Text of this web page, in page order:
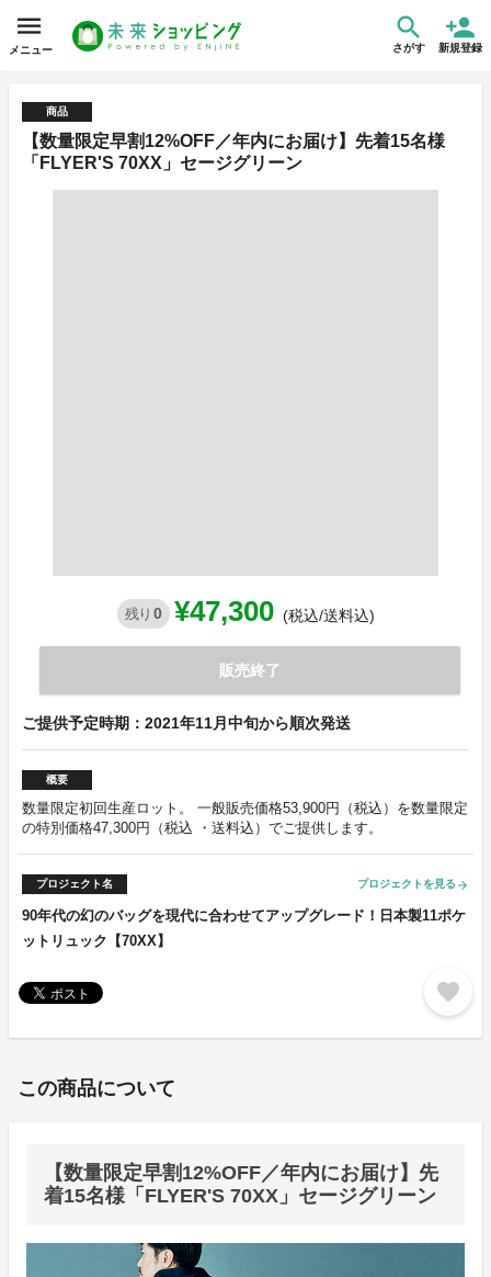
メニュー さがす 新規登録
商品
【数量限定早割12%OFF／年内にお届け】先着15名様
「FLYER'S 70XX」セージグリーン
残り 0 ¥47,300 (税込/送料込)
販売終了
ご提供予定時期：2021年11月中旬から順次発送
概要
数量限定初回生産ロット。 一般販売価格53,900円（税込）を数量限定
の特別価格47,300円（税込 ・送料込）でご提供します。
プロジェクト名 プロジェクトを見る arrow_forward
90年代の幻のバッグを現代に合わせてアップグレード！日本製11ポケ
ットリュック【70XX】
favorite
この商品について
【数量限定早割12%OFF／年内にお届け】先
着15名様「FLYER'S 70XX」セージグリーン